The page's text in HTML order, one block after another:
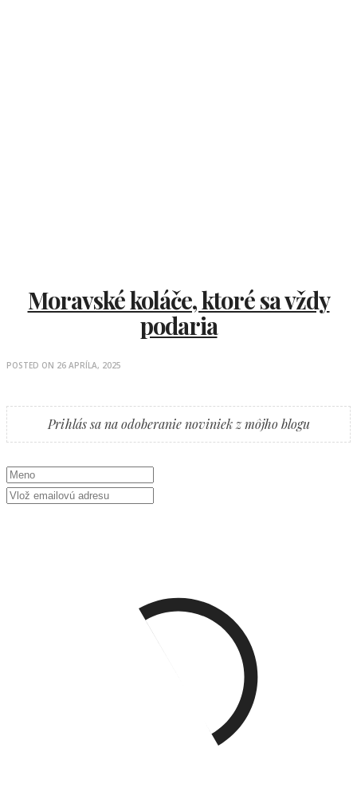
Moravské koláče, ktoré sa vždy
podaria
POSTED ON 26 APRÍLA, 2025
Prihlás sa na odoberanie noviniek z môjho blogu